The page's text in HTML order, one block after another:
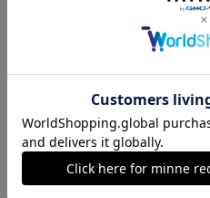
【水晶】お洒落なオーナメント
1,000円
残り1点